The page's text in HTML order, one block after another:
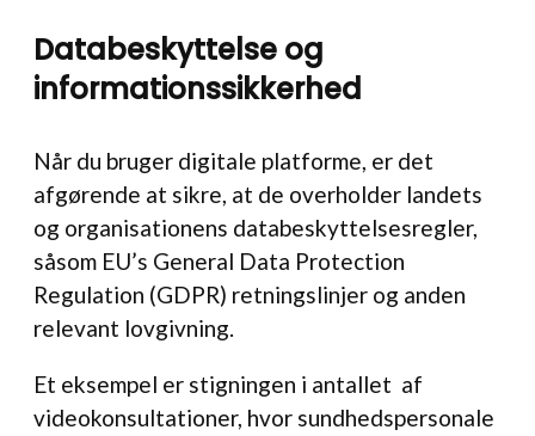
Databeskyttelse og
informationssikkerhed
Når du bruger digitale platforme, er det
afgørende at sikre, at de overholder landets
og organisationens databeskyttelsesregler,
såsom EU’s General Data Protection
Regulation (GDPR) retningslinjer og anden
relevant lovgivning.
Et eksempel er stigningen i antallet af
videokonsultationer, hvor sundhedspersonale